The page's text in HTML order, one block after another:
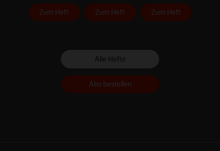
Zum Heft Zum Heft Zum Heft
Alle Hefte
Abo bestellen